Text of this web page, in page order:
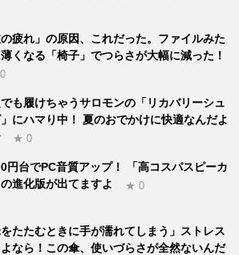
の疲れ」の原因、これだった。ファイルみた
くなる「椅子」でつらさが大幅に減った！
も履けちゃうサロモンの「リカバリーシュ
にハマり中！ 夏のおでかけに快適なんだよ
★ 0
円台でPC音質アップ！ 「高コスパスピーカ
進化版が出てますよ
★ 0
をたたむときに手が濡れてしまう」ストレス
なら！この傘、使いづらさが全然ないんだ